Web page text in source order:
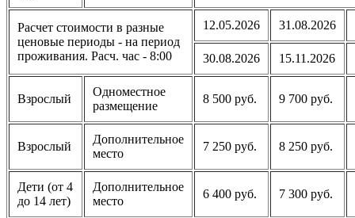
Расчет стоимости в разные
ценовые периоды - на период
проживания. Расч. час - 8:00
12.05.2026 31.08.2026
30.08.2026 15.11.2026
Взрослый
Одноместное
размещение
8 500 руб. 9 700 руб.
Взрослый
Дополнительное
место
7 250 руб. 8 250 руб.
Дети (от 4
до 14 лет)
Дополнительное
место
6 400 руб. 7 300 руб.